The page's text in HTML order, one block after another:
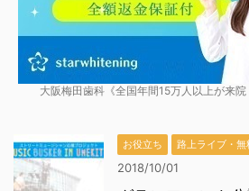
大阪梅田歯科《全国年間15万人以上が来院
お役立ち 路上ライブ・無
2018/10/01